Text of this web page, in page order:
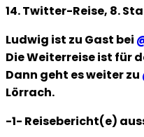
14. Twitter-Reise, 8.
Ludwig ist zu Gast bei
Die Weiterreise ist für
Dann geht es weiter zu
Lörrach.
-1- Reisebericht(e)